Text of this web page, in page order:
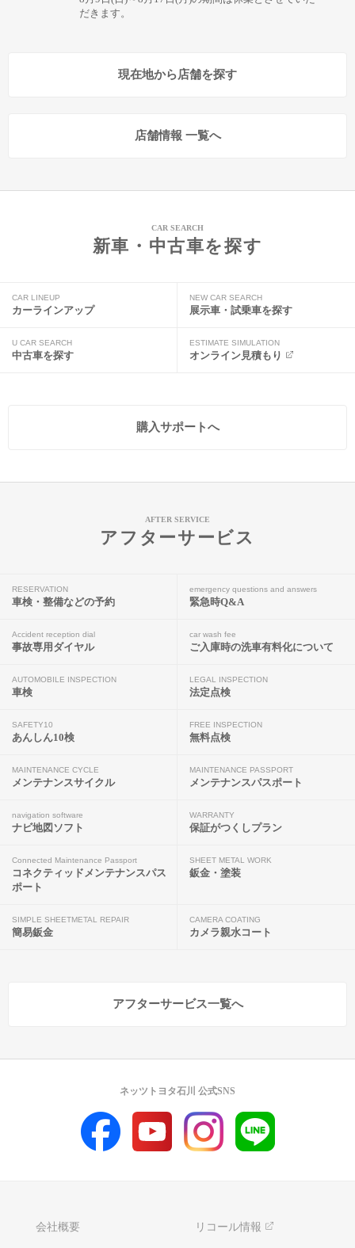
だきます。
現在地から店舗を探す
店舗情報 一覧へ
CAR SEARCH
新車・中古車を探す
CAR LINEUP
カーラインアップ
NEW CAR SEARCH
展示車・試乗車を探す
U CAR SEARCH
中古車を探す
ESTIMATE SIMULATION
オンライン見積もり
購入サポートへ
AFTER SERVICE
アフターサービス
RESERVATION
車検・整備などの予約
emergency questions and answers
緊急時Q&A
Accident reception dial
事故専用ダイヤル
car wash fee
ご入庫時の洗車有料化について
AUTOMOBILE INSPECTION
車検
LEGAL INSPECTION
法定点検
SAFETY10
あんしん10検
FREE INSPECTION
無料点検
MAINTENANCE CYCLE
メンテナンスサイクル
MAINTENANCE PASSPORT
メンテナンスパスポート
navigation software
ナビ地図ソフト
WARRANTY
保証がつくしプラン
Connected Maintenance Passport
コネクティッドメンテナンスパス
ポート
SHEET METAL WORK
鈑金・塗装
SIMPLE SHEETMETAL REPAIR
簡易鈑金
CAMERA COATING
カメラ親水コート
アフターサービス一覧へ
会社概要 リコール情報
ネッツトヨタ石川 公式SNS